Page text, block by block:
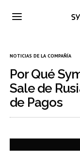
NOTICIAS DE LA COMPAÑÍA
Por Qué
Sale de
de Pagos